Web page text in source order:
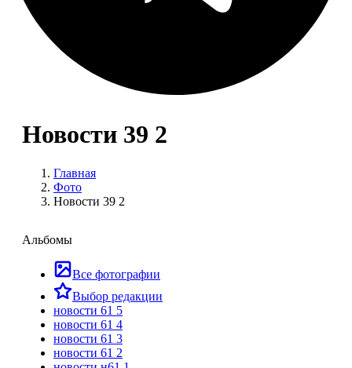
Новости 39 2
Главная
Фото
Новости 39 2
Альбомы
Все фотографии
Выбор редакции
новости 61 5
новости 61 4
новости 61 3
новости 61 2